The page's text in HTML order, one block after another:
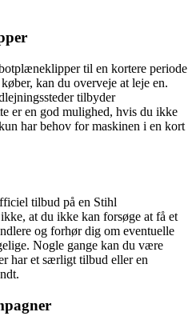
til en kortere periode
kan du overveje at leje en.
tilbyder
er en god mulighed, hvis du ikke
har behov for maskinen i en kort
tilbud på en Stihl
at du ikke kan forsøge at få et
og forhør dig om eventuelle
Nogle gange kan du være
har et særligt tilbud eller en